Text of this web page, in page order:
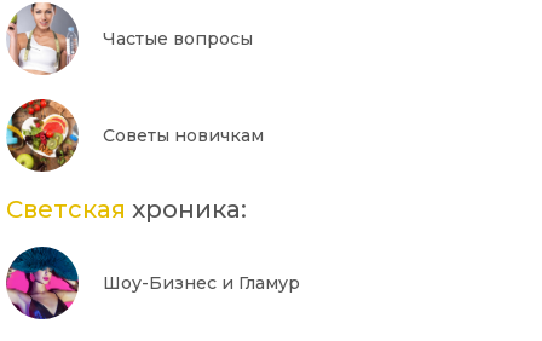
Частые вопросы
Советы новичкам
Светская хроника:
Шоу-Бизнес и Гламур